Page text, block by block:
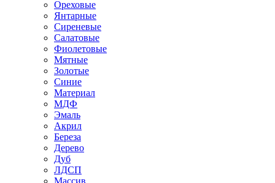
Ореховые
Янтарные
Сиреневые
Салатовые
Фиолетовые
Мятные
Золотые
Синие
Материал
МДФ
Эмаль
Акрил
Береза
Дерево
Дуб
ЛДСП
Массив